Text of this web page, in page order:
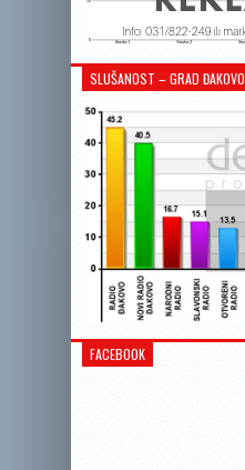
SLUŠANOST – GRAD ĐAKOVO
FACEBOOK